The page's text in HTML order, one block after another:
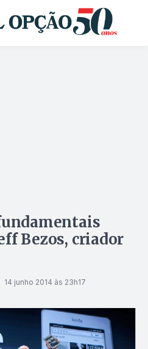
Bezos, criador
14 junho 2014 às 23h17